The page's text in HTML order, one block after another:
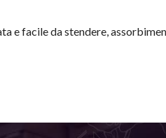
e facile da stendere,